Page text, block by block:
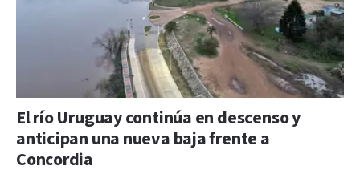
El río Uruguay continúa en descenso y
anticipan una nueva baja frente a
Concordia